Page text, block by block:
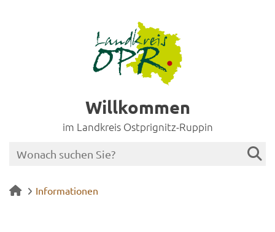
Willkommen
im Landkreis Ostprignitz-Ruppin
Informationen